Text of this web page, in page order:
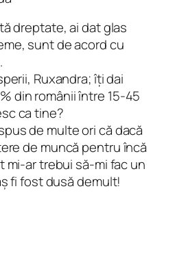
dreptate, ai dat glas
sunt de acord cu
Ruxandra; îți dai
din românii între 15-45
ca tine?
de multe ori că dacă
de muncă pentru încă
mi-ar trebui să-mi fac un
fi fost dusă demult!